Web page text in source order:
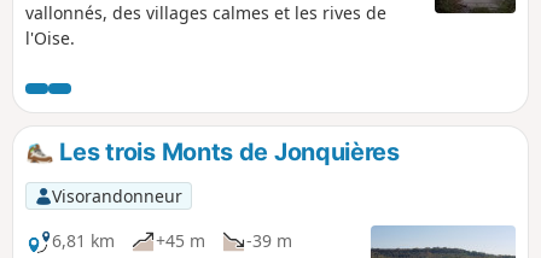
vallonnés, des villages calmes et les rives de
l'Oise.
Les trois Monts de Jonquières
Visorandonneur
6,81 km
+45 m
-39 m